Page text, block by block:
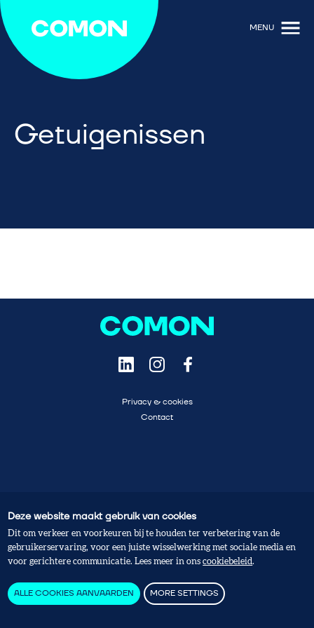
MENU
Getuigenissen
Privacy & cookies
Contact
Deze website maakt gebruik van cookies
Dit om verkeer en voorkeuren bij te houden ter verbetering van de
gebruikerservaring, voor een juiste wisselwerking met sociale media en
voor gerichtere communicatie. Lees meer in onscookiebeleid.
ALLE COOKIES AANVAARDEN MORE SETTINGS